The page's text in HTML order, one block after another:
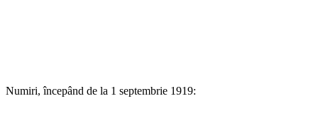
Numiri, începând de la 1 septembrie 1919: